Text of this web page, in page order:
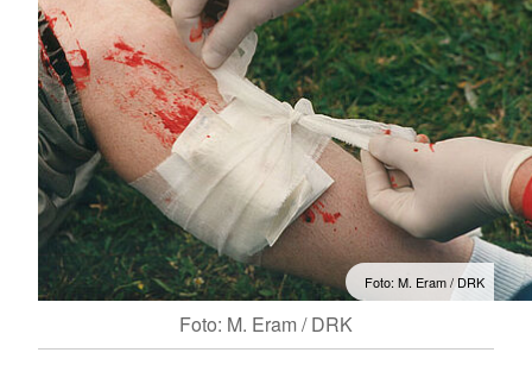
Foto: M. Eram / DRK
Foto: M. Eram / DRK